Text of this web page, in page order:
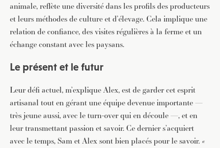
animale, reflète une diversité dans les profils des producteurs
et leurs méthodes de culture et d’élevage. Cela implique une
relation de confiance, des visites régulières à la ferme et un
échange constant avec les paysans.
Le présent et le futur
Leur défi actuel, m’explique Alex, est de garder cet esprit
artisanal tout en gérant une équipe devenue importante —
très jeune aussi, avec le turn-over qui en découle —, et en
leur transmettant passion et savoir. Ce dernier s’acquiert
avec le temps, Sam et Alex sont bien placés pour le savoir. «